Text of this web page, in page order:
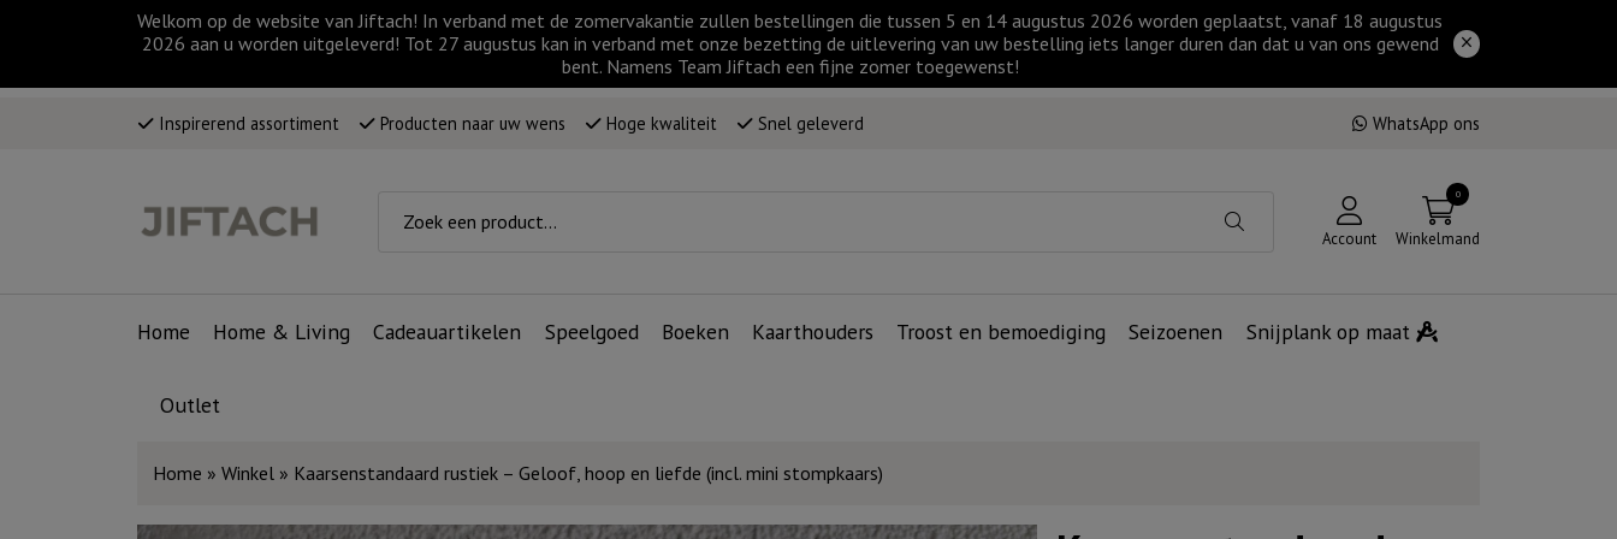
Welkom op de website van Jiftach! In verband met de zomervakantie zullen bestellingen die tussen 5 en 14 augustus 2026 worden geplaatst, vanaf 18 augustus
2026 aan u worden uitgeleverd! Tot 27 augustus kan in verband met onze bezetting de uitlevering van uw bestelling iets langer duren dan dat u van ons gewend
bent. Namens Team Jiftach een fijne zomer toegewenst!
Inspirerend assortiment Producten naar uw wens Hoge kwaliteit Snel geleverd WhatsApp ons
Account
0
Winkelmand
Home Home & Living Cadeauartikelen Speelgoed Boeken Kaarthouders Troost en bemoediging Seizoenen Snijplank op maat
Outlet
Home » Winkel » Kaarsenstandaard rustiek – Geloof, hoop en liefde (incl. mini stompkaars)